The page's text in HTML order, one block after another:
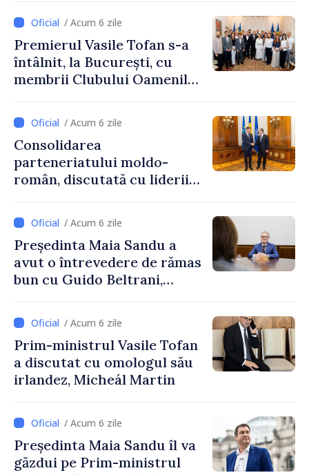
/ Acum 6 zile
Premierul Vasile Tofan s-a
întâlnit, la București, cu
membrii Clubului Oamenilor
/ Acum 6 zile
Consolidarea
parteneriatului moldo-
român, discutată cu liderii
/ Acum 6 zile
Președinta Maia Sandu a
avut o întrevedere de rămas
bun cu Guido Beltrani,
Cooperare al Elveției în
Republica Moldova
/ Acum 6 zile
Prim-ministrul Vasile Tofan
a discutat cu omologul său
irlandez, Micheál Martin
/ Acum 6 zile
Președinta Maia Sandu îl va
găzdui pe Prim-ministrul